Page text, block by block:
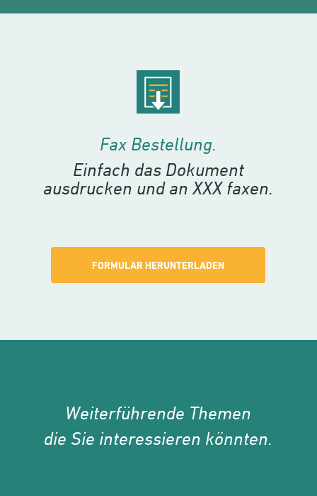
Fax Bestellung.
Einfach das Dokument
ausdrucken und an XXX faxen.
FORMULAR HERUNTERLADEN
Weiterführende Themen
die Sie interessieren könnten.